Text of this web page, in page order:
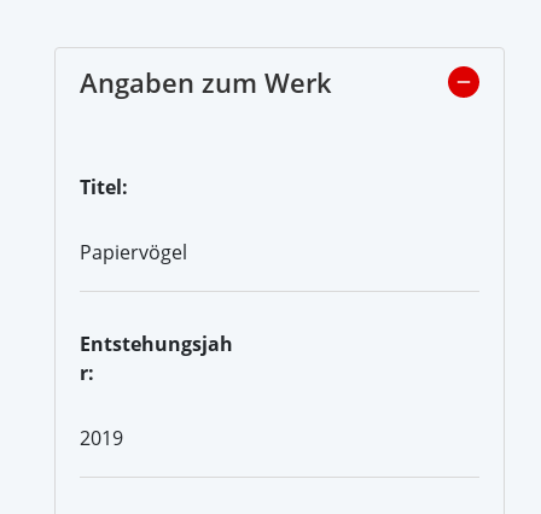
Angaben zum Werk
Titel:
Papiervögel
Entstehungsjah
r:
2019